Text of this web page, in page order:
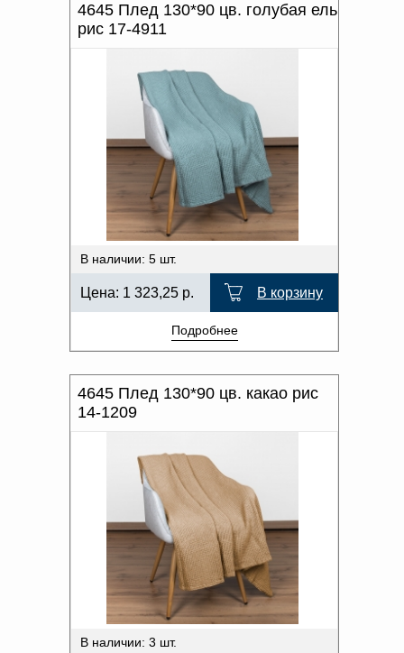
4645 Плед 130*90 цв. голубая ель
рис 17-4911
В наличии: 5 шт.
Цена: 1 323,25 р. В корзину
Подробнее
4645 Плед 130*90 цв. какао рис
14-1209
В наличии: 3 шт.